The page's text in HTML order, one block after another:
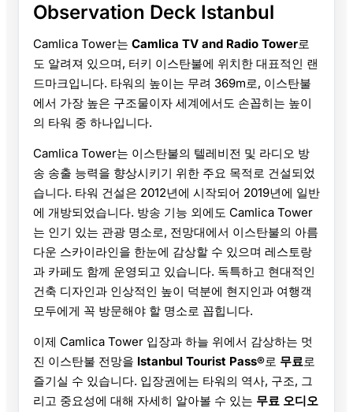
Observation Deck Istanbul
Camlica Tower는 Camlica TV and Radio Tower로
도 알려져 있으며, 터키 이스탄불에 위치한 대표적인 랜
드마크입니다. 타워의 높이는 무려 369m로, 이스탄불
에서 가장 높은 구조물이자 세계에서도 손꼽히는 높이
의 타워 중 하나입니다.
Camlica Tower는 이스탄불의 텔레비전 및 라디오 방
송 송출 능력을 향상시키기 위한 주요 목적로 건설되었
습니다. 타워 건설은 2012년에 시작되어 2019년에 일반
에 개방되었습니다. 방송 기능 외에도 Camlica Tower
는 인기 있는 관광 명소로, 전망대에서 이스탄불의 아름
다운 스카이라인을 한눈에 감상할 수 있으며 레스토랑
과 카페도 함께 운영되고 있습니다. 독특하고 현대적인
건축 디자인과 인상적인 높이 덕분에 현지인과 여행객
모두에게 꼭 방문해야 할 명소로 꼽힙니다.
이제 Camlica Tower 입장과 하늘 위에서 감상하는 멋
진 이스탄불 전망을 Istanbul Tourist Pass®로 무료로
즐기실 수 있습니다. 입장권에는 타워의 역사, 구조, 그
리고 중요성에 대해 자세히 알아볼 수 있는 무료 오디오